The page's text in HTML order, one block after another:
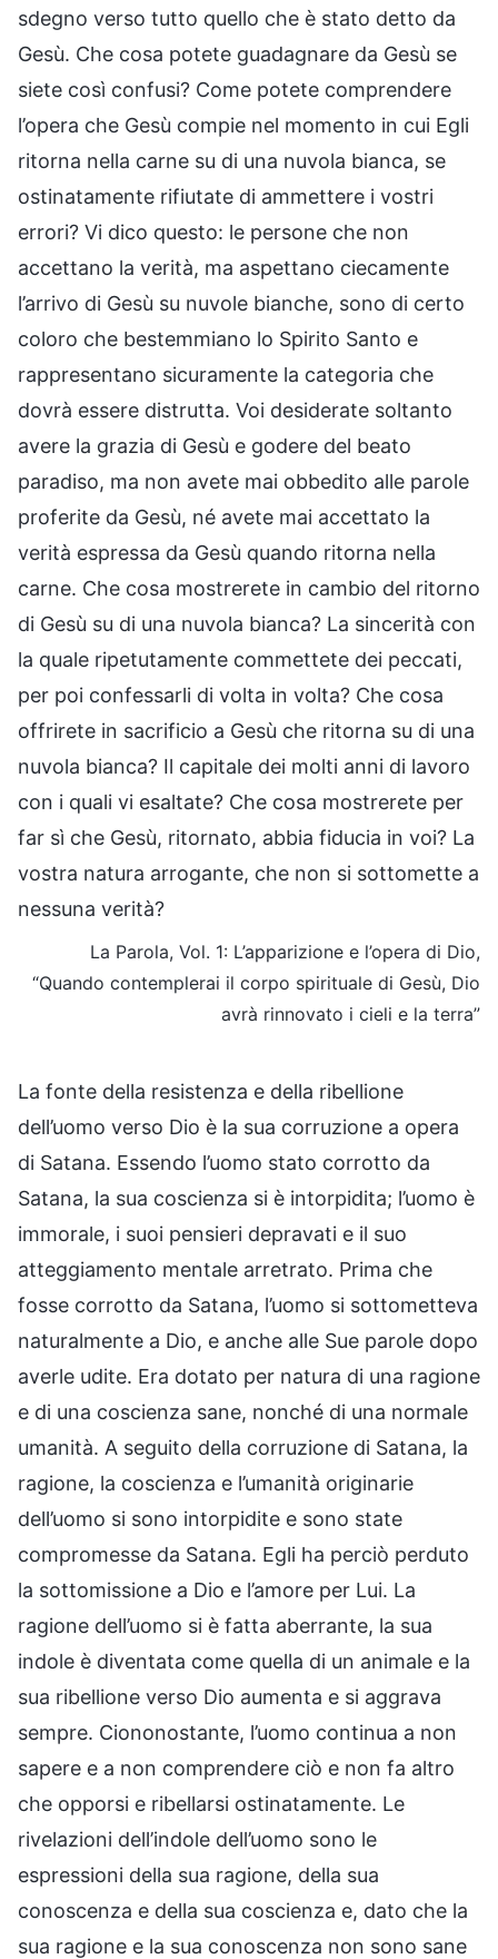
sdegno verso tutto quello che è stato detto da
Gesù. Che cosa potete guadagnare da Gesù se
siete così confusi? Come potete comprendere
l’opera che Gesù compie nel momento in cui Egli
ritorna nella carne su di una nuvola bianca, se
ostinatamente rifiutate di ammettere i vostri
errori? Vi dico questo: le persone che non
accettano la verità, ma aspettano ciecamente
l’arrivo di Gesù su nuvole bianche, sono di certo
coloro che bestemmiano lo Spirito Santo e
rappresentano sicuramente la categoria che
dovrà essere distrutta. Voi desiderate soltanto
avere la grazia di Gesù e godere del beato
paradiso, ma non avete mai obbedito alle parole
proferite da Gesù, né avete mai accettato la
verità espressa da Gesù quando ritorna nella
carne. Che cosa mostrerete in cambio del ritorno
di Gesù su di una nuvola bianca? La sincerità con
la quale ripetutamente commettete dei peccati,
per poi confessarli di volta in volta? Che cosa
offrirete in sacrificio a Gesù che ritorna su di una
nuvola bianca? Il capitale dei molti anni di lavoro
con i quali vi esaltate? Che cosa mostrerete per
far sì che Gesù, ritornato, abbia fiducia in voi? La
vostra natura arrogante, che non si sottomette a
nessuna verità?
La Parola, Vol. 1: L’apparizione e l’opera di Dio,
“Quando contemplerai il corpo spirituale di Gesù, Dio
avrà rinnovato i cieli e la terra”
La fonte della resistenza e della ribellione
dell’uomo verso Dio è la sua corruzione a opera
di Satana. Essendo l’uomo stato corrotto da
Satana, la sua coscienza si è intorpidita; l’uomo è
immorale, i suoi pensieri depravati e il suo
atteggiamento mentale arretrato. Prima che
fosse corrotto da Satana, l’uomo si sottometteva
naturalmente a Dio, e anche alle Sue parole dopo
averle udite. Era dotato per natura di una ragione
e di una coscienza sane, nonché di una normale
umanità. A seguito della corruzione di Satana, la
ragione, la coscienza e l’umanità originarie
dell’uomo si sono intorpidite e sono state
compromesse da Satana. Egli ha perciò perduto
la sottomissione a Dio e l’amore per Lui. La
ragione dell’uomo si è fatta aberrante, la sua
indole è diventata come quella di un animale e la
sua ribellione verso Dio aumenta e si aggrava
sempre. Ciononostante, l’uomo continua a non
sapere e a non comprendere ciò e non fa altro
che opporsi e ribellarsi ostinatamente. Le
rivelazioni dell’indole dell’uomo sono le
espressioni della sua ragione, della sua
conoscenza e della sua coscienza e, dato che la
sua ragione e la sua conoscenza non sono sane